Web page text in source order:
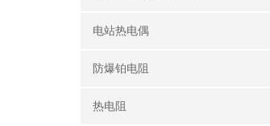
电站热电偶
防爆铂电阻
热电阻